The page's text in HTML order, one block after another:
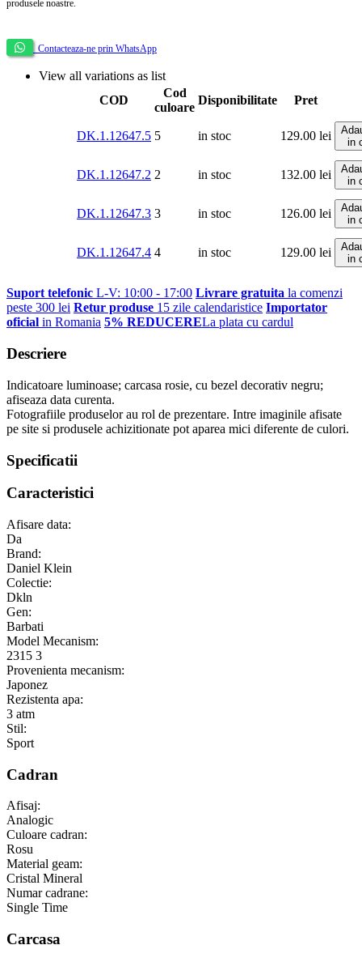
produsele noastre.
Contacteaza-ne prin WhatsApp
View all variations as list
COD
Cod
culoare
Disponibilitate Pret
DK.1.12647.5 5 in stoc 129.00 lei
in
DK.1.12647.2 2 in stoc 132.00 lei
in
DK.1.12647.3 3 in stoc 126.00 lei
in
DK.1.12647.4 4 in stoc 129.00 lei
in
Suport telefonic L-V: 10:00 - 17:00 Livrare gratuita la comenzi
peste 300 lei Retur produse 15 zile calendaristice Importator
oficial in Romania 5% REDUCERELa plata cu cardul
Descriere
Indicatoare luminoase; carcasa rosie, cu bezel decorativ negru;
afiseaza data curenta.
Fotografiile produselor au rol de prezentare. Intre imaginile afisate
pe site si produsele achizitionate pot aparea mici diferente de culori.
Specificatii
Caracteristici
Afisare data:
Da
Brand:
Daniel Klein
Colectie:
Dkln
Gen:
Barbati
Model Mecanism:
2315 3
Provenienta mecanism:
Japonez
Rezistenta apa:
3 atm
Stil:
Sport
Cadran
Afisaj:
Analogic
Culoare cadran:
Rosu
Material geam:
Cristal Mineral
Numar cadrane:
Single Time
Carcasa